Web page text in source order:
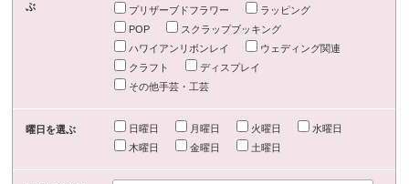
ぶ
プリザーブドフラワー
ラッピング
POP
スクラップブッキング
ハワイアンリボンレイ
ウェディング関連
クラフト
ディスプレイ
その他手芸・工芸
曜日を選ぶ 日曜日 月曜日 火曜日
水曜日
木曜日
金曜日 土曜日